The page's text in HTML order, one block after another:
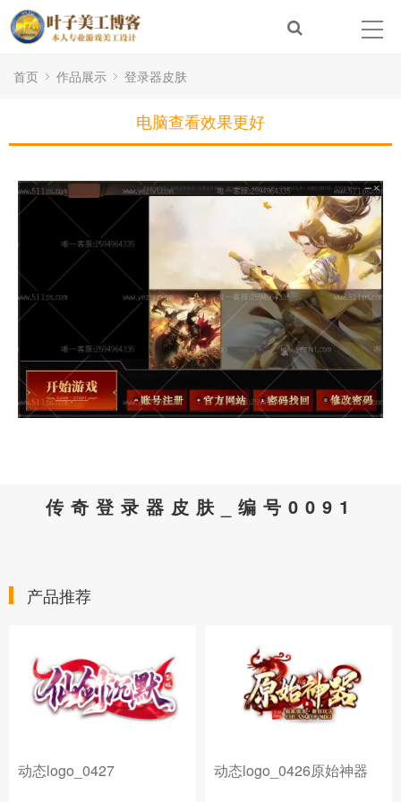
首页 作品展示 登录器皮肤
电脑查看效果更好
传奇登录器皮肤_编号0091
产品推荐
动态logo_0427 动态logo_0426原始神器